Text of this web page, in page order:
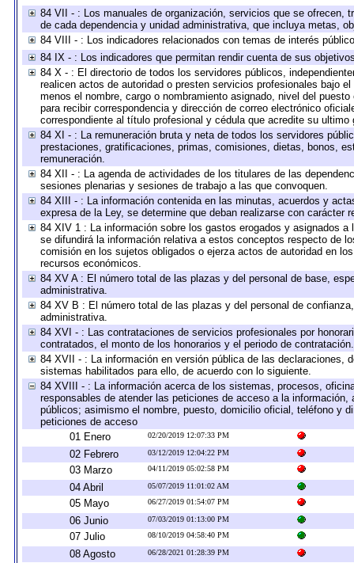
84 VII - : Los manuales de organización, servicios que se
de cada dependencia y unidad administrativa, que incluya metas,
84 VIII - : Los indicadores relacionados con temas de interés
84 IX - : Los indicadores que permitan rendir cuenta de sus
84 X - : El directorio de todos los servidores públicos,
realicen actos de autoridad o presten servicios profesionales bajo
menos el nombre, cargo o nombramiento asignado, nivel del
para recibir correspondencia y dirección de correo electrónico
correspondiente al título profesional y cédula que acredite su ultimo
84 XI - : La remuneración bruta y neta de todos los servidores
prestaciones, gratificaciones, primas, comisiones, dietas, bonos,
remuneración.
84 XII - : La agenda de actividades de los titulares de las
sesiones plenarias y sesiones de trabajo a las que convoquen.
84 XIII - : La información contenida en las minutas, acuerdos y
expresa de la Ley, se determine que deban realizarse con carácter
84 XIV 1 : La información sobre los gastos erogados y asignados
se difundirá la información relativa a estos conceptos respecto de
comisión en los sujetos obligados o ejerza actos de autoridad en
recursos económicos.
84 XV A : El número total de las plazas y del personal de base,
administrativa.
84 XV B : El número total de las plazas y del personal de
administrativa.
84 XVI - : Las contrataciones de servicios profesionales por
contratados, el monto de los honorarios y el periodo de contratación.
84 XVII - : La información en versión pública de las
sistemas habilitados para ello, de acuerdo con lo siguiente.
84 XVIII - : La información acerca de los sistemas, procesos,
responsables de atender las peticiones de acceso a la
públicos; asimismo el nombre, puesto, domicilio oficial, teléfono y
peticiones de acceso
01 Enero
02/20/2019 12:07:33 PM
02 Febrero 03/12/2019 12:04:22 PM
03 Marzo 04/11/2019 05:02:58 PM
04 Abril 05/07/2019 11:01:02 AM
05 Mayo 06/27/2019 01:54:07 PM
06 Junio 07/03/2019 01:13:00 PM
07 Julio 08/10/2019 04:58:40 PM
08 Agosto 06/28/2021 01:28:39 PM